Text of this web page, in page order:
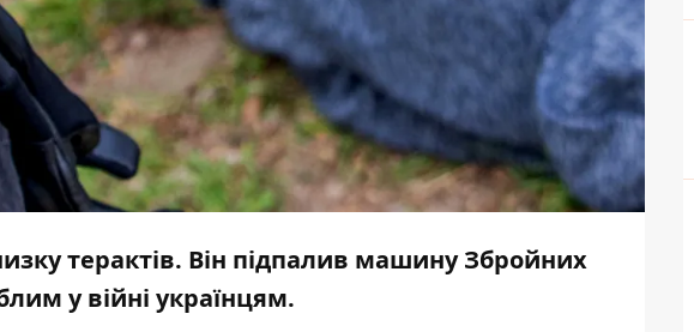
терактів. Він підпалив машину Збройних
у війні українцям.